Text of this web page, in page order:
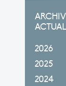
2026
2025
2024